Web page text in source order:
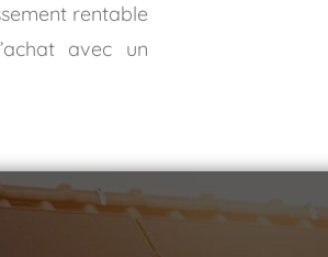
rentable
avec un